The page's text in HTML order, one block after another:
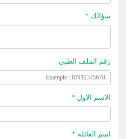
سؤالك *
رقم الملف الطبي
الاسم الاول *
اسم العائلة *